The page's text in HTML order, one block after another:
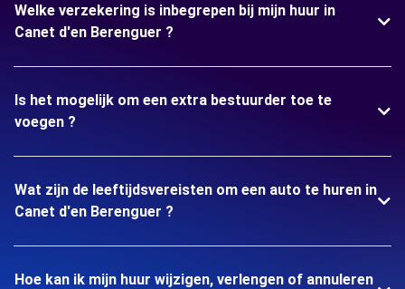
Welke verzekering is inbegrepen bij mijn huur in
Canet d'en Berenguer ?
Is het mogelijk om een extra bestuurder toe te
voegen ?
Wat zijn de leeftijdsvereisten om een auto te huren in
Canet d'en Berenguer ?
Hoe kan ik mijn huur wijzigen, verlengen of annuleren